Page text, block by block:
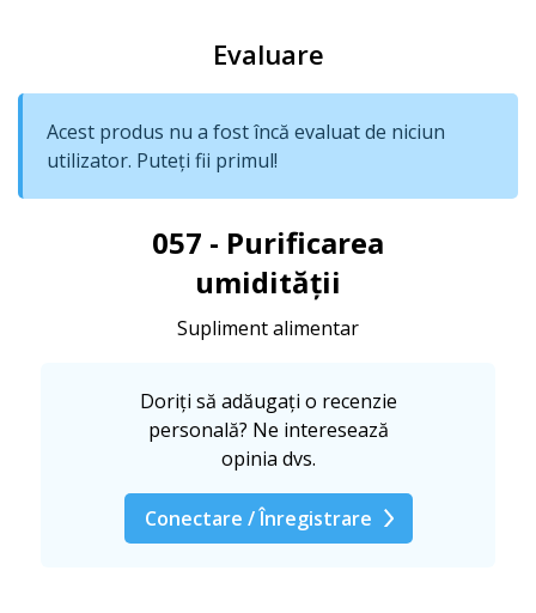
Evaluare
Acest produs nu a fost încă evaluat de niciun
utilizator. Puteți fii primul!
057 - Purificarea
umidității
Supliment alimentar
Doriți să adăugați o recenzie
personală? Ne interesează
opinia dvs.
Conectare / Înregistrare